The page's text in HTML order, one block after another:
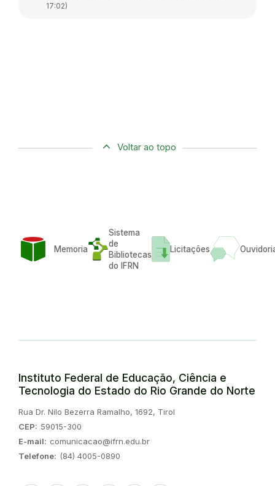
17:02)
Voltar ao topo
Memoria
Sistema
de
Bibliotecas
do IFRN
Licitações
Instituto Federal de Educação, Ciência e
Tecnologia do Estado do Rio Grande do Norte
Endereço:
Rua Dr. Nilo Bezerra Ramalho, 1692, Tirol
CEP: 59015-300
E-mail: comunicacao@ifrn.edu.br
Telefone: (84) 4005-0890